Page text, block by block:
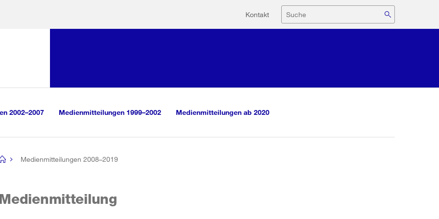
Hilfsnavigation
Kontakt Suche
2002–2007 Medienmitteilungen 1999–2002 Medienmitteilungen ab 2020
Medienmitteilungen 2008–2019